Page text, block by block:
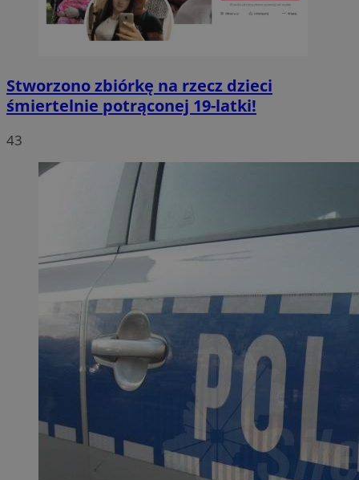
Stworzono zbiórkę na rzecz dzieci
śmiertelnie potrąconej 19-latki!
43